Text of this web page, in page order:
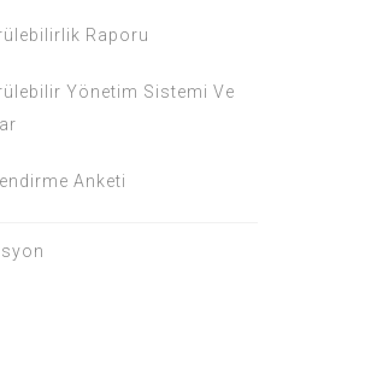
Raporu
Yönetim Sistemi Ve
Anketi